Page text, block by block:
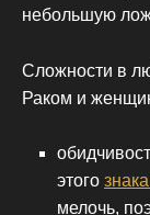
небольшую
Сложности в
Раком и
этого
мелочь,